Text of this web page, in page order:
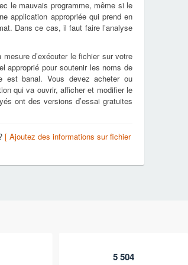
le mauvais programme, même si le
application appropriée qui prend en
Dans ce cas, il faut faire l’analyse
d’exécuter le fichier sur votre
approprié pour soutenir les noms de
est banal. Vous devez acheter ou
qui va ouvrir, afficher et modifier le
ont des versions d’essai gratuites
[ Ajoutez des informations sur fichier
5 504